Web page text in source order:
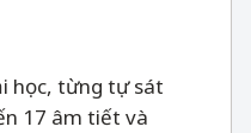
học, từng tự sát
17 âm tiết và